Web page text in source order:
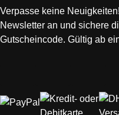
Verpasse keine
Newsletter an und sichere
Gutscheincode. Gültig ab